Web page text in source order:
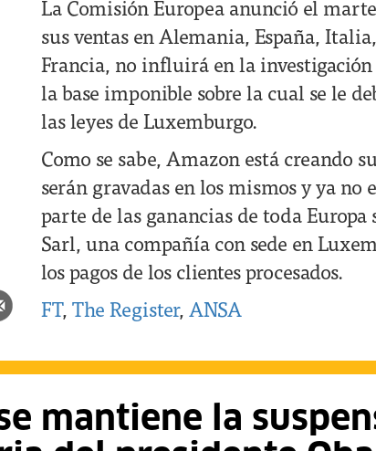
La Comisión Europea anunció el
sus ventas en Alemania, España,
Francia, no influirá en la
la base imponible sobre la cual se le
las leyes de Luxemburgo.
Como se sabe, Amazon está creando
serán gravadas en los mismos y ya
parte de las ganancias de toda
Sarl, una compañía con sede en
los pagos de los clientes procesados.
FT, The Register, ANSA
mantiene la